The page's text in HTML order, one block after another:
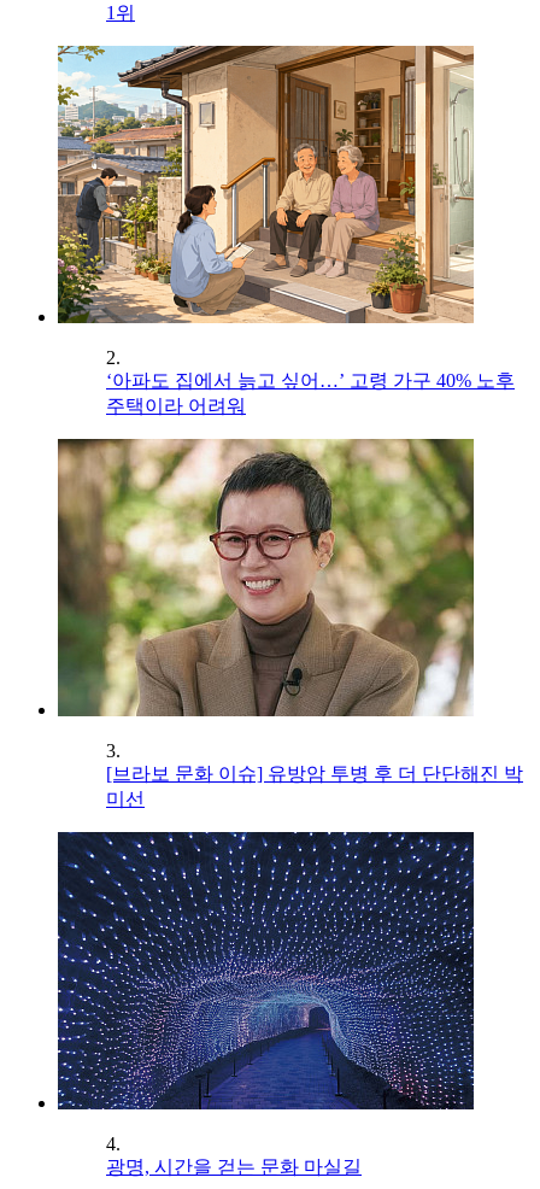
1위
2.
‘아파도 집에서 늙고 싶어…’ 고령 가구 40% 노후
주택이라 어려워
3.
[브라보 문화 이슈] 유방암 투병 후 더 단단해진 박
미선
4.
광명, 시간을 걷는 문화 마실길